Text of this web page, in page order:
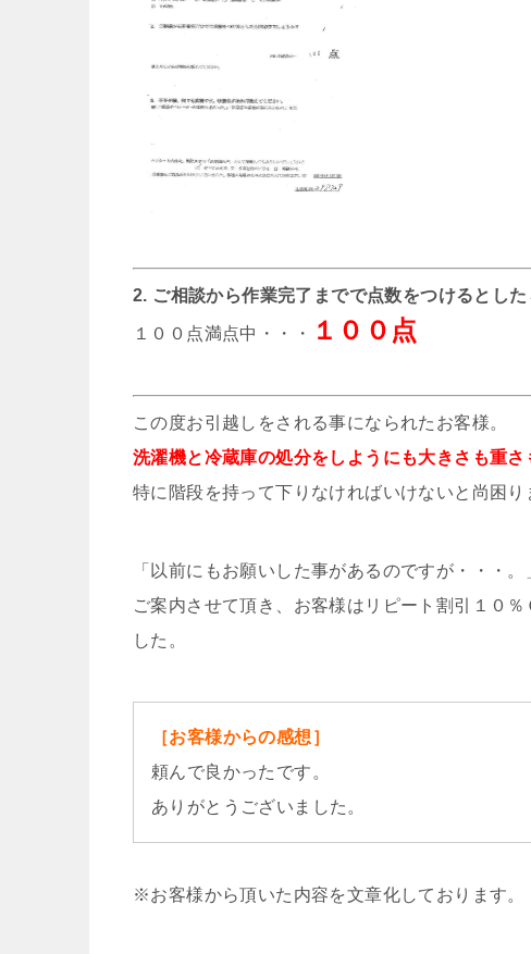
2. ご相談から作業完了までで点数をつけるとし
１００点満点中・・・ １００点
この度お引越しをされる事になられたお客様。
洗濯機と冷蔵庫の処分をしようにも大きさも重さ
特に階段を持って下りなければいけないと尚困り
「以前にもお願いした事があるのですが・・・。
ご案内させて頂き、お客様はリピート割引１０
した。
［お客様からの感想］
頼んで良かったです。
ありがとうございました。
※お客様から頂いた内容を文章化しております。